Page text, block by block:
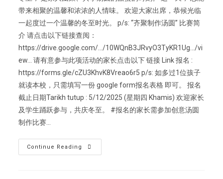
带来相聚的温馨和浓浓的人情味。 欢迎大家出席，恭候光临
一起度过一个温馨的冬至时光。 p/s: “齐聚制作汤圆” 比赛简
介 请点击以下链接查阅：
https://drive.google.com/.../10WQnB3JRvyO3TyKR1Ug.../vi
ew... 请有意参与此项活动的家长点击以下 链接 Link 报名 :
https://forms.gle/cZU3KhvK8Vreao6r5 p/s: 如多过1位孩子
就读本校，只需填写一份 google form报名表格 即可。 报名
截止日期Tarikh tutup : 5/12/2025 (星期四 Khamis) 欢迎家长
及学生踊跃参与，共庆冬至。 #报名的家长需参加创意汤圆
制作比赛…
Continue Reading